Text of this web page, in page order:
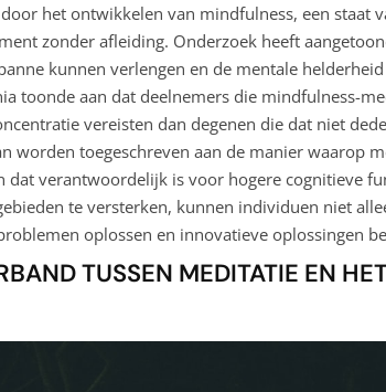
het ontwikkelen van mindfulness, een staat
zonder afleiding. Onderzoek heeft
kunnen verlengen en de mentale
toonde aan dat deelnemers die mindfulness-
vereisten dan degenen die dat niet
worden toegeschreven aan de manier waarop
dat verantwoordelijk is voor hogere cognitieve
te versterken, kunnen individuen niet
oplossen en innovatieve oplossingen
TUSSEN MEDITATIE EN